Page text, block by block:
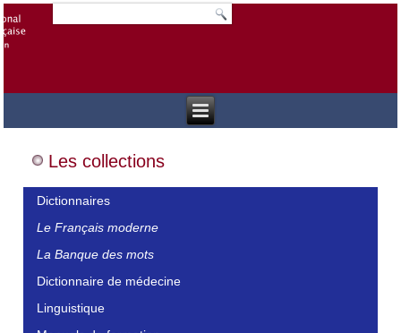
Les collections
Dictionnaires
Le Français moderne
La Banque des mots
Dictionnaire de médecine
Linguistique